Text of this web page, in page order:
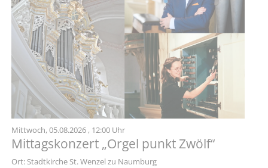
Mittwoch,05.08.2026 , 12:00 Uhr
Mittagskonzert „Orgel punkt Zwölf“
Ort: Stadtkirche St. Wenzel zu Naumburg